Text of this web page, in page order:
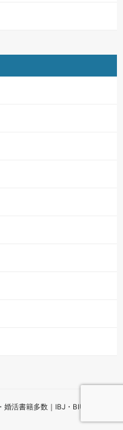
活書籍多数｜IBJ・BIU・NNR